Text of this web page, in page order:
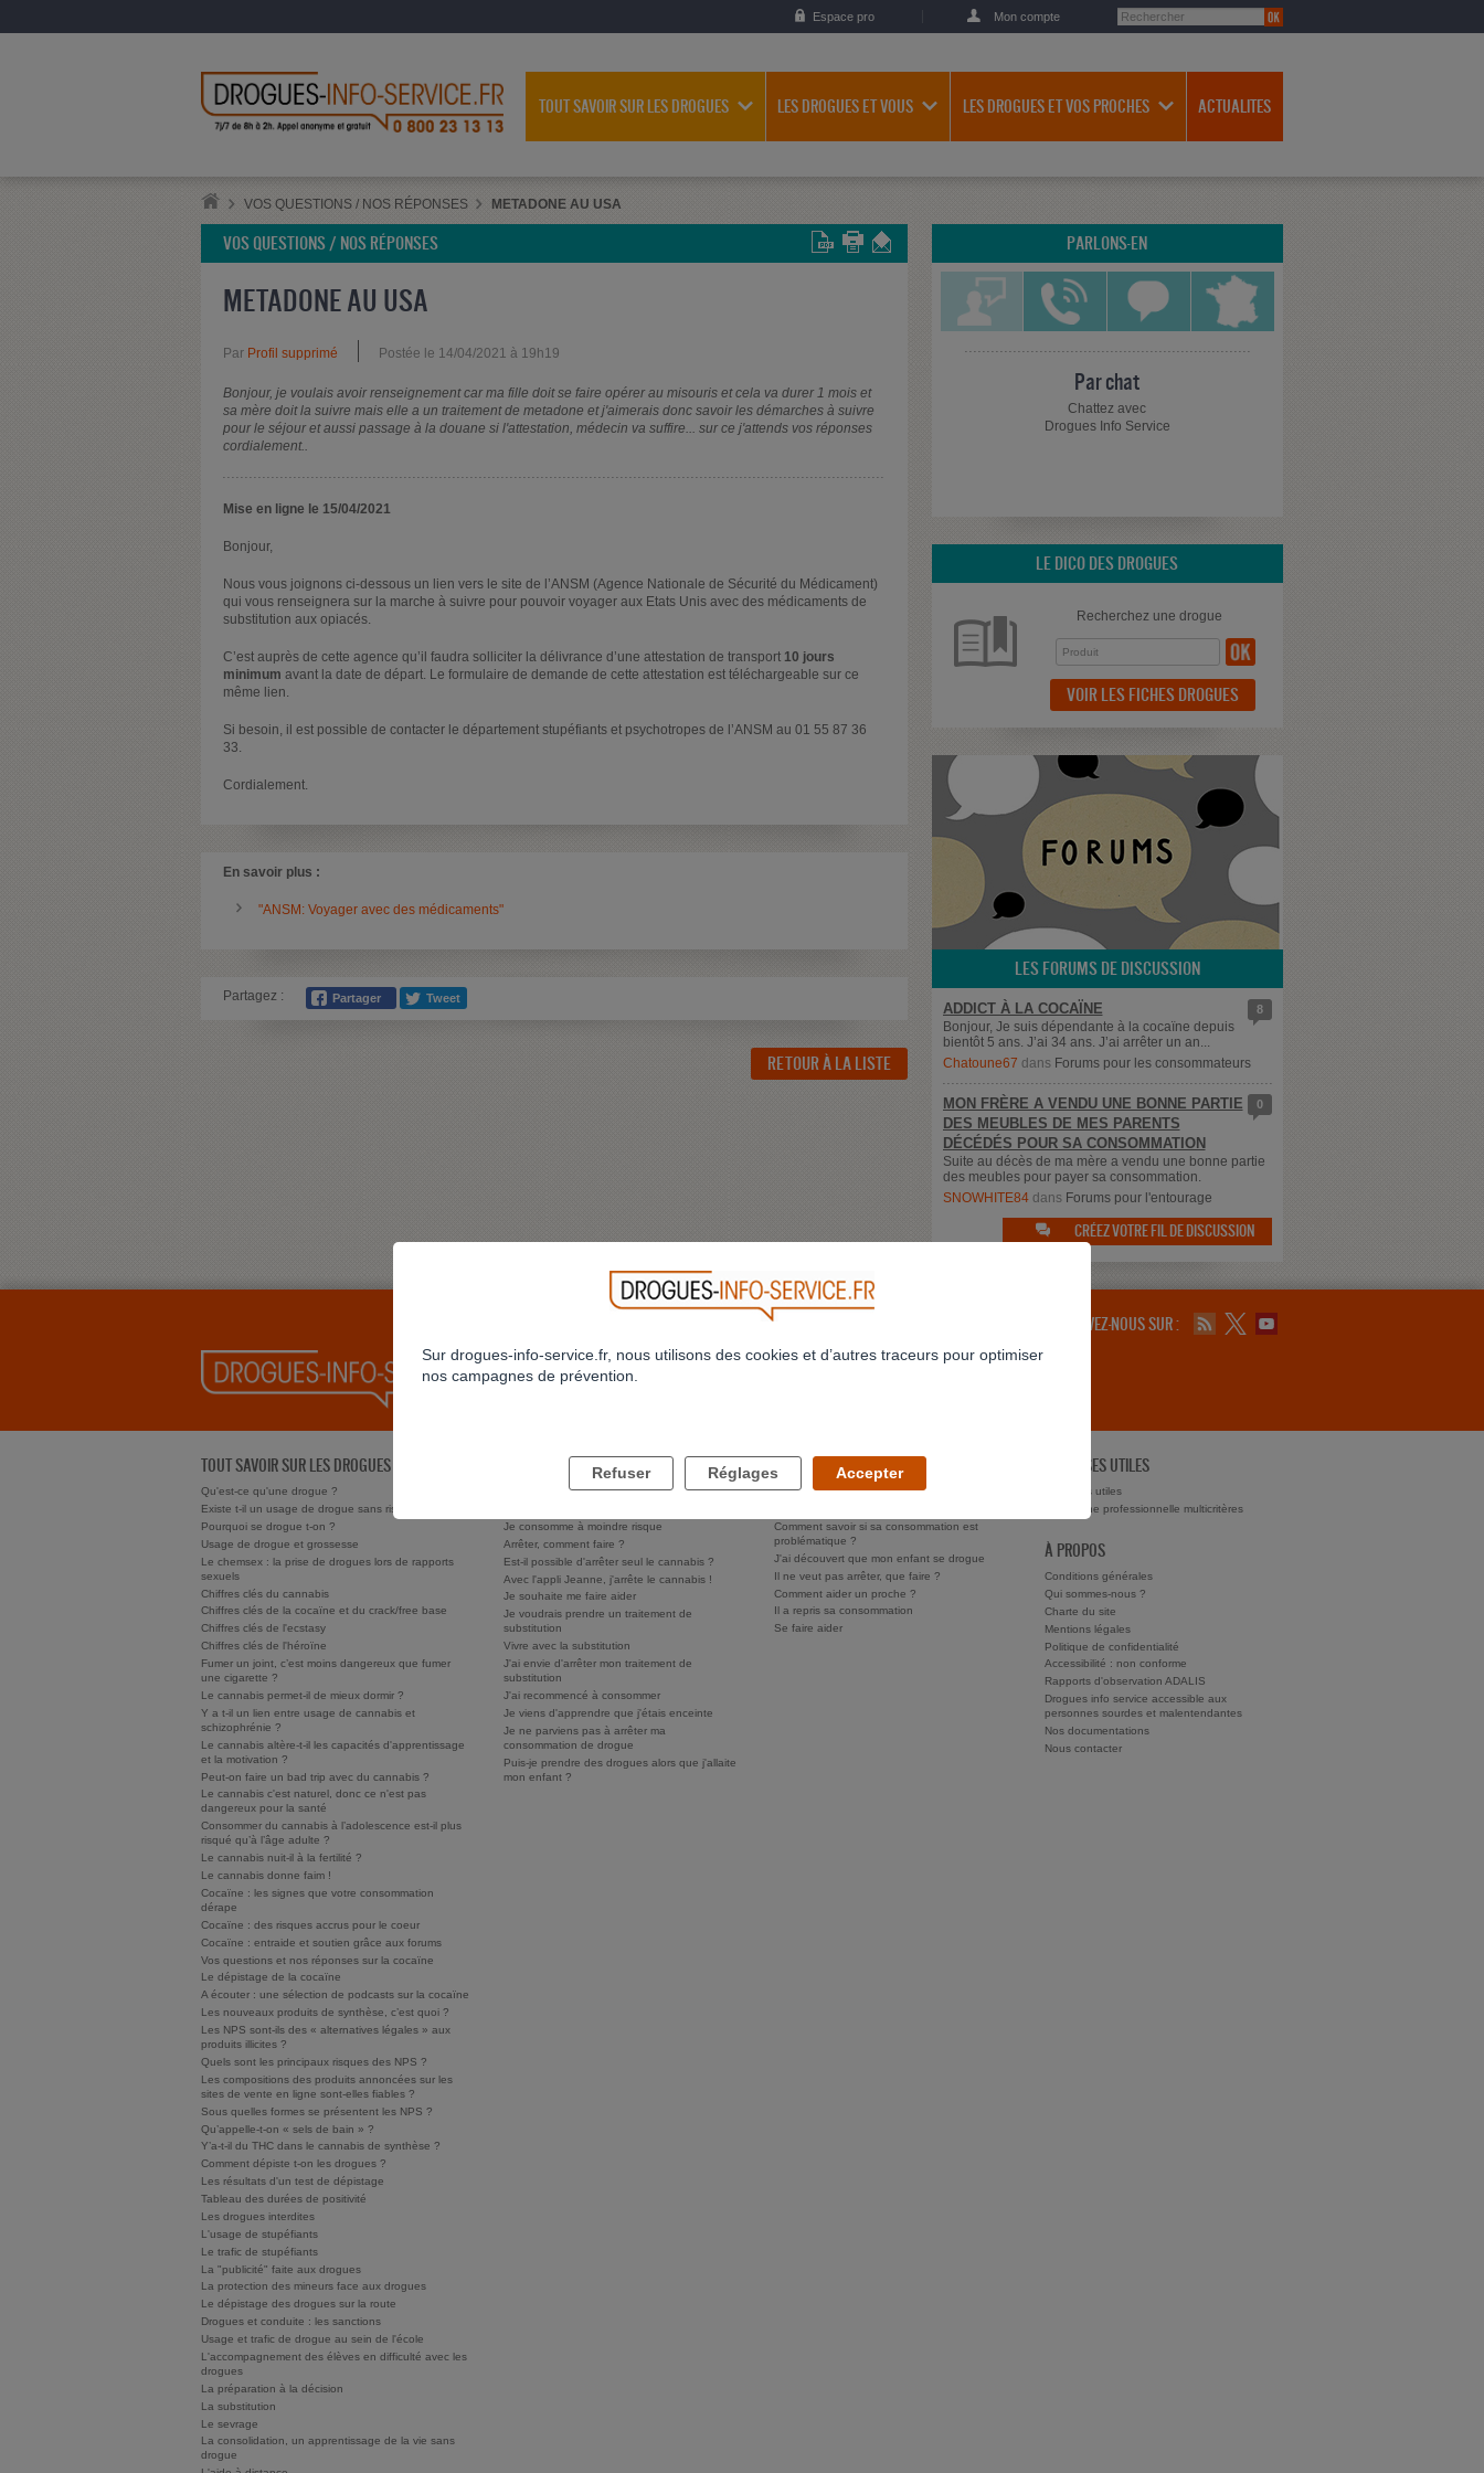
Espace pro Mon compte
TOUT SAVOIR SUR LES DROGUES LES DROGUES ET VOUS LES DROGUES ET VOS PROCHES ACTUALITES
VOS QUESTIONS / NOS RÉPONSES METADONE AU USA
VOS QUESTIONS / NOS RÉPONSES
METADONE AU USA
Par Profil supprimé Postée le 14/04/2021 à 19h19
Bonjour, je voulais avoir renseignement car ma fille doit se faire opérer au misouris et cela va durer 1 mois et
sa mère doit la suivre mais elle a un traitement de metadone et j'aimerais donc savoir les démarches à suivre
pour le séjour et aussi passage à la douane si l'attestation, médecin va suffire... sur ce j'attends vos réponses
cordialement..
Mise en ligne le 15/04/2021
Bonjour,
Nous vous joignons ci-dessous un lien vers le site de l’ANSM (Agence Nationale de Sécurité du Médicament)
qui vous renseignera sur la marche à suivre pour pouvoir voyager aux Etats Unis avec des médicaments de
substitution aux opiacés.
C’est auprès de cette agence qu’il faudra solliciter la délivrance d’une attestation de transport 10 jours
minimum avant la date de départ. Le formulaire de demande de cette attestation est téléchargeable sur ce
même lien.
Si besoin, il est possible de contacter le département stupéfiants et psychotropes de l’ANSM au 01 55 87 36
33.
Cordialement.
En savoir plus :
"ANSM: Voyager avec des médicaments"
Partagez :
RETOUR À LA LISTE
PARLONS-EN
Par chat
Chattez avec
Drogues Info Service
LE DICO DES DROGUES
Recherchez une drogue
VOIR LES FICHES DROGUES
LES FORUMS DE DISCUSSION
8
ADDICT À LA COCAÏNE
Bonjour, Je suis dépendante à la cocaïne depuis
bientôt 5 ans. J’ai 34 ans. J’ai arrêter un an...
Chatoune67 dans Forums pour les consommateurs
0
MON FRÈRE A VENDU UNE BONNE PARTIE
DES MEUBLES DE MES PARENTS
DÉCÉDÉS POUR SA CONSOMMATION
Suite au décès de ma mère a vendu une bonne partie
des meubles pour payer sa consommation.
SNOWHITE84dans Forums pour l'entourage
 CRÉEZ VOTRE FIL DE DISCUSSION
SUIVEZ-NOUS SUR :
TOUT SAVOIR SUR LES DROGUES
Qu'est-ce qu'une drogue ?
Existe t-il un usage de drogue sans risque ?
Pourquoi se drogue t-on ?
Usage de drogue et grossesse
Le chemsex : la prise de drogues lors de rapports
sexuels
Chiffres clés du cannabis
Chiffres clés de la cocaïne et du crack/free base
Chiffres clés de l'ecstasy
Chiffres clés de l'héroïne
Fumer un joint, c’est moins dangereux que fumer
une cigarette ?
Le cannabis permet-il de mieux dormir ?
Y a t-il un lien entre usage de cannabis et
schizophrénie ?
Le cannabis altère-t-il les capacités d'apprentissage
et la motivation ?
Peut-on faire un bad trip avec du cannabis ?
Le cannabis c'est naturel, donc ce n'est pas
dangereux pour la santé
Consommer du cannabis à l’adolescence est-il plus
risqué qu’à l’âge adulte ?
Le cannabis nuit-il à la fertilité ?
Le cannabis donne faim !
Cocaïne : les signes que votre consommation
dérape
Cocaïne : des risques accrus pour le coeur
Cocaïne : entraide et soutien grâce aux forums
Vos questions et nos réponses sur la cocaïne
Le dépistage de la cocaïne
A écouter : une sélection de podcasts sur la cocaïne
Les nouveaux produits de synthèse, c’est quoi ?
Les NPS sont-ils des « alternatives légales » aux
produits illicites ?
Quels sont les principaux risques des NPS ?
Les compositions des produits annoncées sur les
sites de vente en ligne sont-elles fiables ?
Sous quelles formes se présentent les NPS ?
Qu’appelle-t-on « sels de bain » ?
Y’a-t-il du THC dans le cannabis de synthèse ?
Comment dépiste t-on les drogues ?
Les résultats d'un test de dépistage
Tableau des durées de positivité
Les drogues interdites
L'usage de stupéfiants
Le trafic de stupéfiants
La "publicité" faite aux drogues
La protection des mineurs face aux drogues
Le dépistage des drogues sur la route
Drogues et conduite : les sanctions
Usage et trafic de drogue au sein de l'école
L'accompagnement des élèves en difficulté avec les
drogues
La préparation à la décision
La substitution
Le sevrage
La consolidation, un apprentissage de la vie sans
drogue
LES DROGUES ET VOUS
Comment savoir si j'ai un problème ?
Je consomme à moindre risque
Arrêter, comment faire ?
Est-il possible d'arrêter seul le cannabis ?
Avec l'appli Jeanne, j'arrête le cannabis !
Je souhaite me faire aider
Je voudrais prendre un traitement de
substitution
Vivre avec la substitution
J'ai envie d'arrêter mon traitement de
substitution
J'ai recommencé à consommer
Je viens d'apprendre que j'étais enceinte
Je ne parviens pas à arrêter ma
consommation de drogue
Puis-je prendre des drogues alors que j'allaite
mon enfant ?
LES DROGUES ET VOS PROCHES
Comment parler des drogues à mes enfants ?
Comment savoir si sa consommation est
problématique ?
J'ai découvert que mon enfant se drogue
Il ne veut pas arrêter, que faire ?
Comment aider un proche ?
Il a repris sa consommation
Se faire aider
ADRESSES UTILES
Adresses utiles
Recherche professionnelle multicritères
À PROPOS
Conditions générales
Qui sommes-nous ?
Charte du site
Mentions légales
Politique de confidentialité
Accessibilité : non conforme
Rapports d'observation ADALIS
Drogues info service accessible aux
personnes sourdes et malentendantes
Nos documentations
Nous contacter
Sur drogues-info-service.fr, nous utilisons des cookies et d’autres traceurs pour optimiser
nos campagnes de prévention.
Refuser Réglages Accepter